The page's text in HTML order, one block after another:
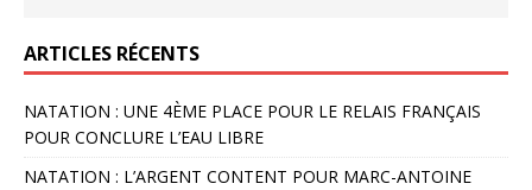
ARTICLES RÉCENTS
NATATION : UNE 4ÈME PLACE POUR LE RELAIS FRANÇAIS
POUR CONCLURE L’EAU LIBRE
NATATION : L’ARGENT CONTENT POUR MARC-ANTOINE